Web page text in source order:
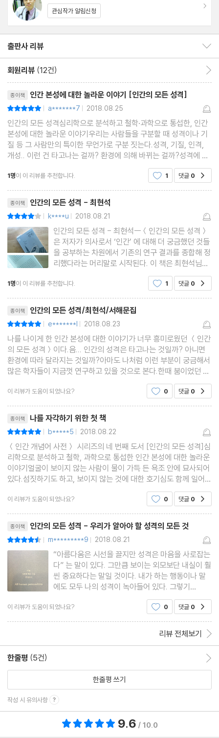
단한다. 그래서 제3자를 이야기할 때는 쉽게 ‘그 사람은 성격에 이런
문제가 있어’라고 하지만, 자신의 문제라면 이를 인정하는 사람이 매
우 드물다. 자기가 어떤 말이나 행동을 할 때는 나름대로 다 이유가
있기 때문이다.
을까? 이 책은 성격유형, 성격특질, 성격요인, 인지구조, 성격발달,
성격검사, 성격장애 등 14개의 범주에 따라, 74개의 키워드로 ‘성
격’의 원천을 해부한다. 이를 위해 동서양을 망라하는 철학적 개념들
과 수많은 흥미진진한 심리학 실험 및 연구 결과들이 동원된다. 특히
체질이나 관상, 골상학, 손금, 점성술, 사주 등 동서양을 막론하고 고
대로부터 인간의 성격을 탐구해왔던 역사적 흐름부터 현대의 성격
심리학과 인지심리학, 긍정심리학에 이르기까지, 성격과 관련한 주
해내고 있다.
점법에서 범죄생물학까지, 혈액형과 에니어그램, 성격 예측의 아이
러니, 성격의 ‘빅 파이브’, 신경증은 20세기 최대의 유행병? 신경성
이 극단적으로 낮으면 사이코패스? 신경안정제 등장이 불안증 진단
을 늘렸다? 외향형 성격이 초콜릿을 좋아하는 이유, 내향적인 성격
이 장애라고? 유일하게 지능과 관련 있는 성격인 개방성, 마음과 감
정을 읽는 능력, 한국인이 가장 싫어하는 성격은? 이타심은 항상 좋
은 걸까? 행동을 지배하는 것은 성격인가 상황인가, 낙관주의자와
비관주의자의 차이, 자존감은 노력으로 얻을 수 없다? 성격검사는
어떻게 할까 등등 흥미로운 이야기가 다채롭게 펼쳐진다.
인격 - ‘person’과 ‘personality’
3 성격특질
성격심리학의 시작 - ‘바로 그 사람인 것’은 무엇일까
성격특질 - 다른 자극, 그러나 일관된 반응 구조
상관관계 - 4504개 성격특질에서 16개 요인을 추출
5요인모델 - 성격의 ‘빅 파이브’
4 성격요인①: 신경성
신경증 - 20세기 최대의 유행병
신경성 - 적절치 않은 불안
걱정 - 신경성이 극단적으로 낮으면 사이코패스?
불안 - 신경안정제 등장이 불안증 진단을 늘렸다
외향성-내향성 - 주체를 보는가, 객체를 보는가
외향성과 각성 수준 - 외향형은 초콜릿을 좋아해
외향성 - 외향적인 사람의 사회성과 행복감
자기계발과 내향성 - 내향적인 성격이 장애라고?
6 성격요인③: 개방성
개방성 - 유일하게 지능과 관련 있는 성격
예술 - “풀잎 하나가 별들의 운행에 못지않다”
몽상 - 낮에 꾸는 꿈, 창조적인 문제 해결 방법
창조성 - 정신병자와의 차이는 지적능력과 자아강도
7 성격요인④: 원만성
원만성 - 착한 사람이냐, 나쁜 사람이냐
마음이론 - 마치 거울처럼, 마음과 감정을 읽는 능력
자폐증 - 지능이 아니라 마음읽기의 결핍이 원인
이타심 - 이타심은 항상 좋은 걸까?
착함 - 원만하고 도덕적인
나쁜 인간 - ‘악(惡)’은 한국인이 가장 싫어하는 성격
사이코패스·소시오패스 - 정상인의 가면, 반사회적 성격장애
양심 - 공동의 앎, 천부적인 선함
정리 정돈 - 너무 지나치면 강박성격장애
완벽·완전 - 비트겐슈타인은 왜 자살 충동에 시달렸나
나태 - 죄악에서 게으름에 대한 찬양까지
성격-상황 - 행동을 지배하는 것은 성격인가 상황인가
관심작가 알림신청
출판사 리뷰
회원리뷰 (12건)
종이책 인간 본성에 대한 놀라운 이야기 [인간의 모든 성격]
| a*******7 | 2018.08.25
인간의 모든 성격심리학으로 분석하고 철학·과학으로 통섭한, 인간
본성에 대한 놀라운 이야기우리는 사람들을 구분할 때 성격이나 기
질 등 그 사람만의 특이한 무언가로 구분 짓는다.성격, 기질, 인격,
개성.. 이런 건 타고나는 걸까? 환경에 의해 바뀌는 걸까?성격에 관
한 모든 것을 담고 있는 ＜인간의 모든 성격＞에는 체질, 관상, 손
금, 점성술, 혈액형에 대해 먼저 이야기를 하고
1명이 이 리뷰를 추천합니다. 1 댓글 0
종이책 인간의 모든 성격 - 최현석
| k****u | 2018.08.21
인간의 모든 성격 - 최현석ㅡ＜인간의 모든 성격＞
은 저자가 의사로서 ‘인간’ 에 대해 더 궁금했던 것들
을 공부하는 차원에서 기존의 연구 결과를 종합해 정
리했다라는 머리말로 시작된다. 이 책은 최현석님의
인간개념어사전 시리즈 중 네번째로 소개된 책이다.
지난 시리즈로는 인간의 모든 감각, 인간의 모든 감
고 작가님은
1명이 이 리뷰를 추천합니다. 1 댓글 0
종이책 인간의 모든 성격/최현석/서해문집
| e*******l | 2018.08.23
나를 나이게 한 인간 본성에 대한 이야기가 너무 흥미로웠던 ＜인간
의 모든 성격＞이다.음... 인간의 성격은 타고나는 것일까? 아니면
환경에 따라 달라지는 것일까?아마도 나처럼 이런 부분이 궁금해서
많은 학자들이 지금껏 연구하고 있을 것으로 본다.한때 붐이었던 알
럽에서의 친구 찾기... 수십 년 만에 학창시절의 동창을 만났더니...
놀랍게도 어릴 때 성격이 고스란히 있더란 이야
이 리뷰가 도움이 되었나요? 0 댓글 0
종이책 나를 자각하기 위한 첫 책
| b*****5 | 2018.08.22
＜인간 개념어 사전＞ 시리즈의 네 번째 도서 [인간의 모든 성격]심
리학으로 분석하고 철학, 과학으로 통섭한 인간 본성에 대한 놀라운
이야기얼굴이 보이지 않는 사람이 물이 가득 든 욕조 안에 묘사되어
있다.섬짓하기도 하고, 보이지 않는 것에 대한 호기심도 함께 일어난
다.작가는 인간의 모든 성격을 이렇게 묘사한 이유가 무엇일까?작
가 최현석은 2007년 ＜교양으로 읽는 우리 몸
이 리뷰가 도움이 되었나요? 0 댓글 0
종이책 인간의 모든 성격 - 우리가 알아야 할 성격의 모든 것
| m*********9 | 2018.08.21
“아름다움은 시선을 끌지만 성격은 마음을 사로잡는
다” 는 말이 있다. 그만큼 보이는 외모보단 내실이 훨
씬 중요하다는 말일 것이다. 내가 하는 행동이나 말
에도 모두 나의 성격이 녹아들어 있다. 그렇기
에 그 바탕이 되는 자신의 성격을 정확히 파악하
는 것이 나의 인생을 잘 이끌어 나갈 수 있는 첫걸음
이 리뷰가 도움이 되었나요? 0 댓글 0
리뷰 전체보기
한줄평 (5건)
한줄평 쓰기
작성 시 유의사항
9.6 / 10.0